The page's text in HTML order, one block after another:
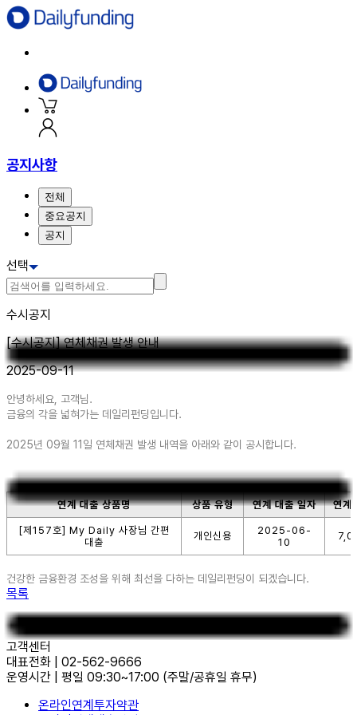
공지사항
전체
중요공지
공지
선택
수시공지
[수시공지] 연체채권 발생 안내
2025-09-11
안녕하세요, 고객님.
금융의 각을 넓혀가는 데일리펀딩입니다.
2025년 09월 11일 연체채권 발생 내역을 아래와 같이 공시합니다.
연계 대출 상품명 상품 유형 연계 대출 일자 연계
[제157호] My Daily 사장님 간편
대출
개인신용
2025-06-
10
건강한 금융환경 조성을 위해 최선을 다하는 데일리펀딩이 되겠습니다.
목록
고객센터
대표전화
02-562-9666
운영시간
평일 09:30~17:00 (주말/공휴일 휴무)
온라인연계투자약관